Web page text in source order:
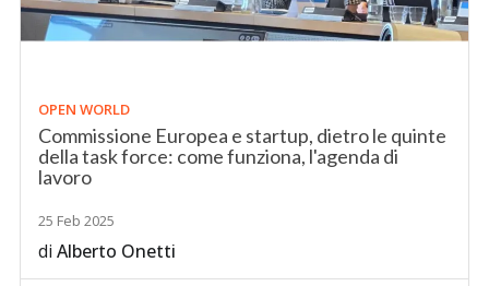
OPEN WORLD
Commissione Europea e startup, dietro le quinte
della task force: come funziona, l'agenda di
lavoro
25 Feb 2025
diAlberto Onetti